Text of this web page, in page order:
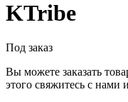
KTribe
Под заказ
Вы можете заказать
этого свяжитесь с нами